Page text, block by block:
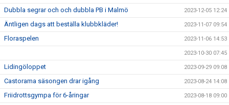
Dubbla segrar och och dubbla PB i Malmö 2023-12-05 12:24
Äntligen dags att beställa klubbkläder! 2023-11-07 09:54
Floraspelen 2023-11-06 14:53
2023-10-30 07:45
Lidingöloppet 2023-09-29 09:08
Castorama säsongen drar igång 2023-08-24 14:08
Friidrottsgympa för 6-åringar 2023-08-18 09:00